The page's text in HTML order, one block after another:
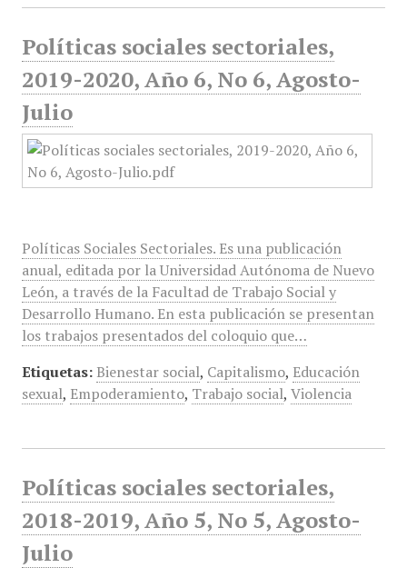
Políticas sociales sectoriales,
2019-2020, Año 6, No 6, Agosto-
Julio
Políticas Sociales Sectoriales. Es una publicación
anual, editada por la Universidad Autónoma de Nuevo
León, a través de la Facultad de Trabajo Social y
Desarrollo Humano. En esta publicación se presentan
los trabajos presentados del coloquio que…
Etiquetas: Bienestar social, Capitalismo, Educación
sexual, Empoderamiento, Trabajo social, Violencia
Políticas sociales sectoriales,
2018-2019, Año 5, No 5, Agosto-
Julio